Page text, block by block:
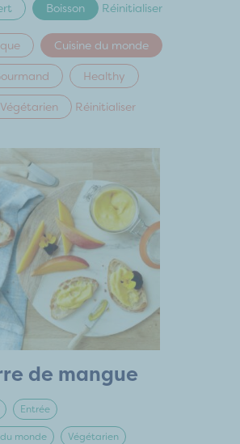
Boisson Réinitialiser
Cuisine du monde
Healthy
Végétarien Réinitialiser
de mangue
Entrée
monde Végétarien